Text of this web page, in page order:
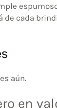
de cada
aún.
en